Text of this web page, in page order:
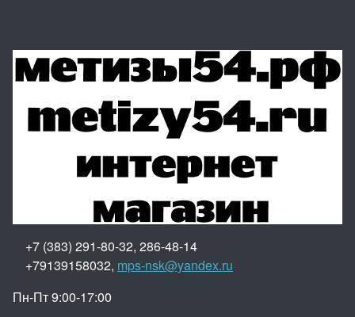
+7 (383) 291-80-32, 286-48-14
+79139158032, mps-nsk@yandex.ru
Пн-Пт 9:00-17:00